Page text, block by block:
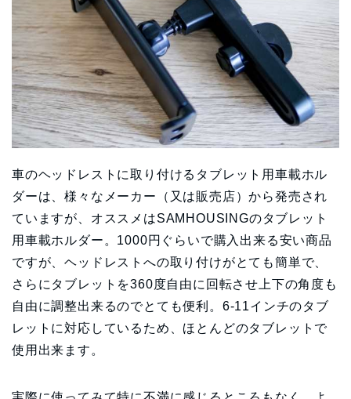
車のヘッドレストに取り付けるタブレット用車載ホル
ダーは、様々なメーカー（又は販売店）から発売され
ていますが、オススメはSAMHOUSINGのタブレット
用車載ホルダー。1000円ぐらいで購入出来る安い商品
ですが、ヘッドレストへの取り付けがとても簡単で、
さらにタブレットを360度自由に回転させ上下の角度も
自由に調整出来るのでとても便利。6-11インチのタブ
レットに対応しているため、ほとんどのタブレットで
使用出来ます。